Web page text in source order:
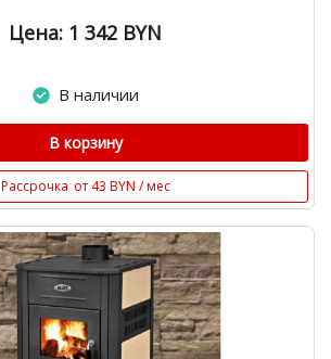
Цена: 1 342 BYN
В наличии
В корзину
Рассрочка от 43 BYN / мес